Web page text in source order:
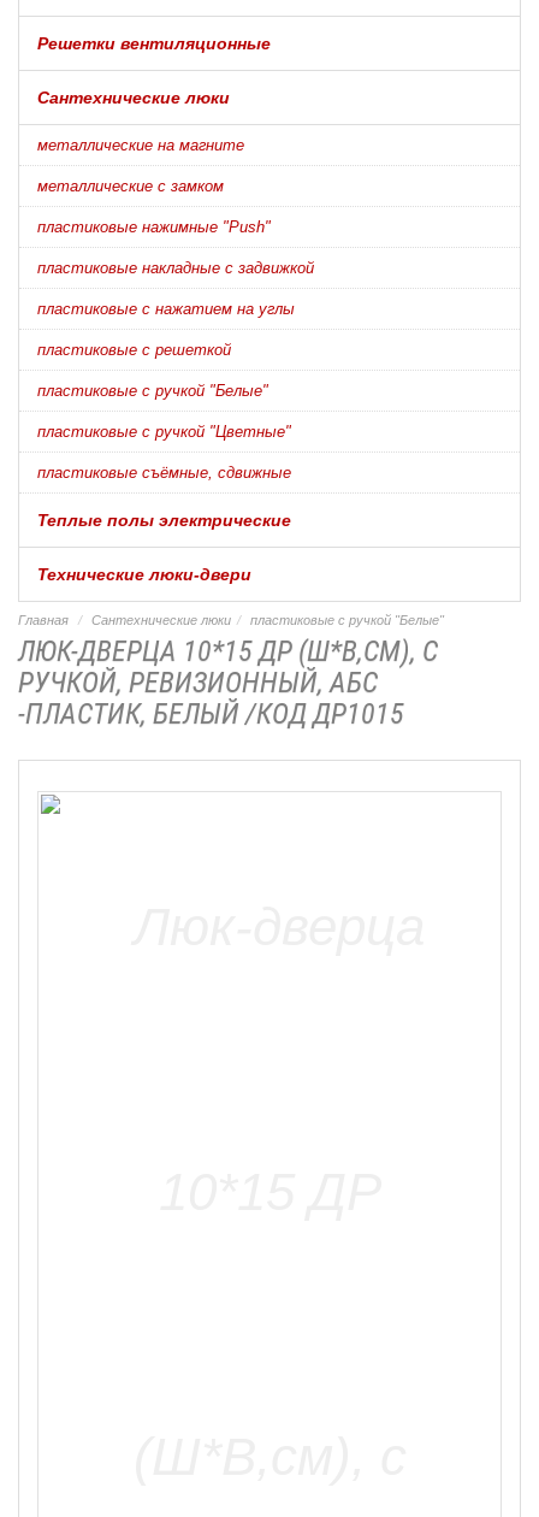
Решетки вентиляционные
Сантехнические люки
металлические на магните
металлические с замком
пластиковые нажимные "Push"
пластиковые накладные с задвижкой
пластиковые с нажатием на углы
пластиковые с решеткой
пластиковые с ручкой "Белые"
пластиковые с ручкой "Цветные"
пластиковые съёмные, сдвижные
Теплые полы электрические
Технические люки-двери
Главная Сантехнические люки пластиковые с ручкой "Белые"
ЛЮК-ДВЕРЦА 10*15 ДР (Ш*В,СМ), С
РУЧКОЙ, РЕВИЗИОННЫЙ, АБС
-ПЛАСТИК, БЕЛЫЙ /КОД ДР1015